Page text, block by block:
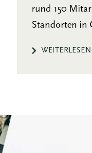
rund 150
Standorten in
WEITERLESEN